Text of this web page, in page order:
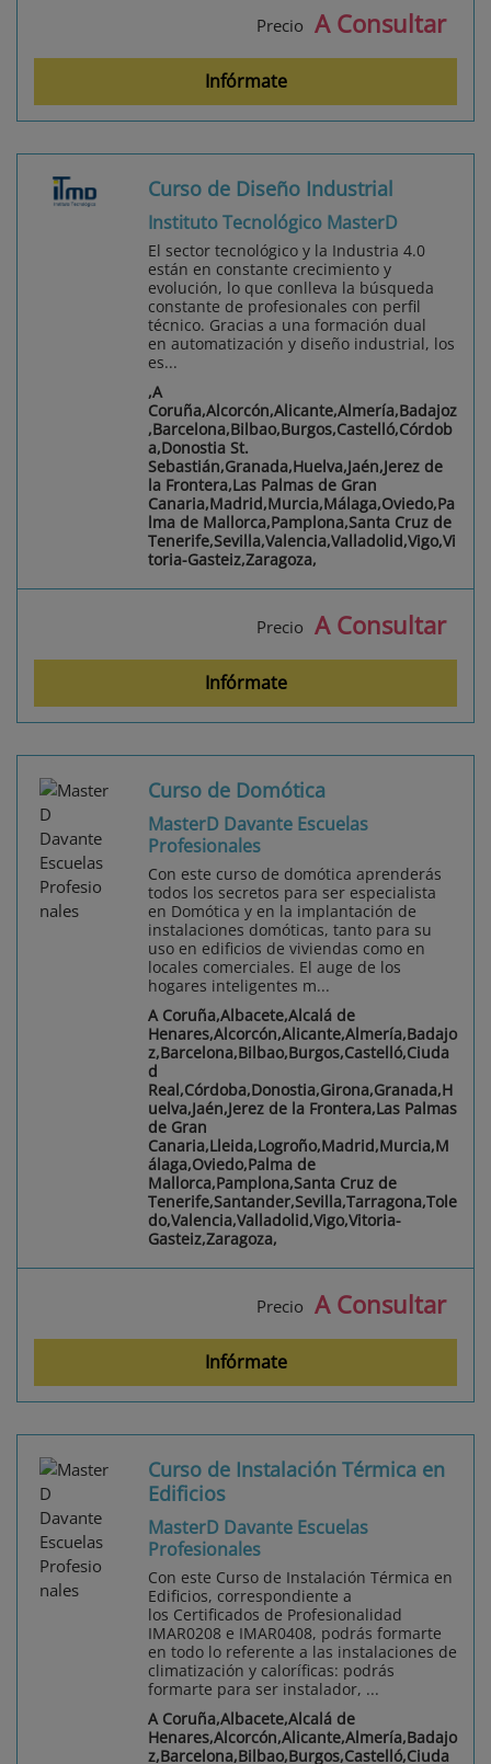
Precio A Consultar
Infórmate
Curso de Diseño Industrial
Instituto Tecnológico MasterD
El sector tecnológico y la Industria 4.0
están en constante crecimiento y
evolución, lo que conlleva la búsqueda
constante de profesionales con perfil
técnico. Gracias a una formación dual
en automatización y diseño industrial, los
es...
,A
Coruña,Alcorcón,Alicante,Almería,Badajoz
,Barcelona,Bilbao,Burgos,Castelló,Córdob
a,Donostia St.
Sebastián,Granada,Huelva,Jaén,Jerez de
la Frontera,Las Palmas de Gran
Canaria,Madrid,Murcia,Málaga,Oviedo,Pa
lma de Mallorca,Pamplona,Santa Cruz de
Tenerife,Sevilla,Valencia,Valladolid,Vigo,Vi
toria-Gasteiz,Zaragoza,
Precio A Consultar
Infórmate
Curso de Domótica
MasterD Davante Escuelas
Profesionales
Con este curso de domótica aprenderás
todos los secretos para ser especialista
en Domótica y en la implantación de
instalaciones domóticas, tanto para su
uso en edificios de viviendas como en
locales comerciales. El auge de los
hogares inteligentes m...
A Coruña,Albacete,Alcalá de
Henares,Alcorcón,Alicante,Almería,Badajo
z,Barcelona,Bilbao,Burgos,Castelló,Ciuda
d
Real,Córdoba,Donostia,Girona,Granada,H
uelva,Jaén,Jerez de la Frontera,Las Palmas
de Gran
Canaria,Lleida,Logroño,Madrid,Murcia,M
álaga,Oviedo,Palma de
Mallorca,Pamplona,Santa Cruz de
Tenerife,Santander,Sevilla,Tarragona,Tole
do,Valencia,Valladolid,Vigo,Vitoria-
Gasteiz,Zaragoza,
Precio A Consultar
Infórmate
Curso de Instalación Térmica en
Edificios
MasterD Davante Escuelas
Profesionales
Con este Curso de Instalación Térmica en
Edificios, correspondiente a
los Certificados de Profesionalidad
IMAR0208 e IMAR0408, podrás formarte
en todo lo referente a las instalaciones de
climatización y caloríficas: podrás
formarte para ser instalador, ...
A Coruña,Albacete,Alcalá de
Henares,Alcorcón,Alicante,Almería,Badajo
z,Barcelona,Bilbao,Burgos,Castelló,Ciuda